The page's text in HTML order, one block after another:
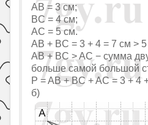
AB = 3 см;
BC = 4 см;
AС = 5 см.
AB + BC = 3 + 4 = 7 см >
AB + BC > AС − сумма
больше самой большой
P = AB + BC + AC = 3 + 4
б)